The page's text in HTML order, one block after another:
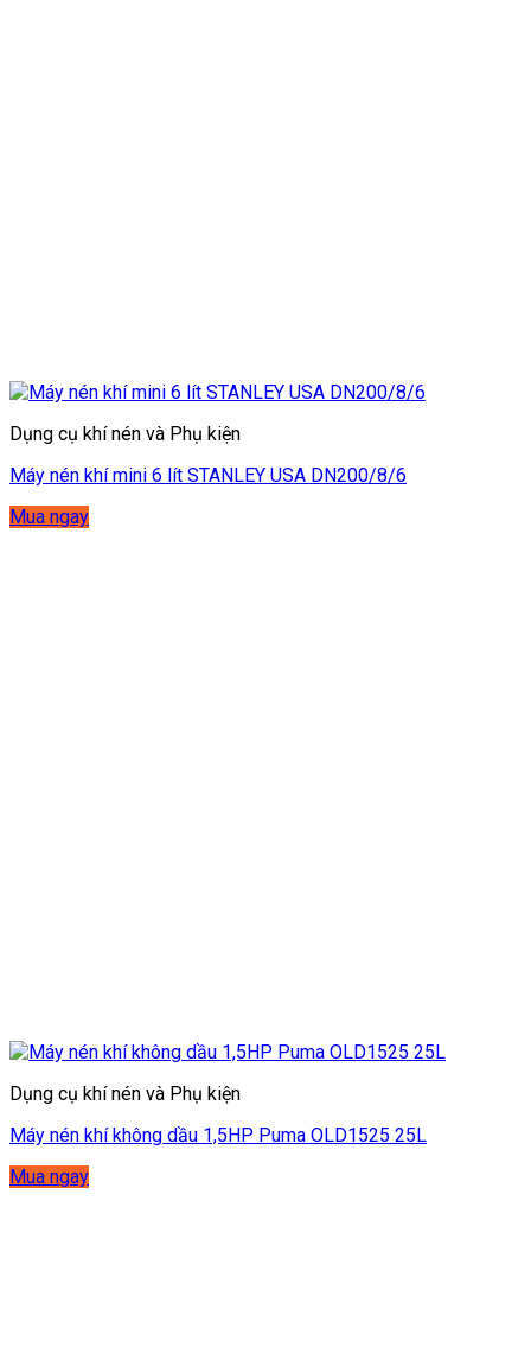
Dụng cụ khí nén và Phụ kiện
Máy nén khí mini 6 lít STANLEY USA DN200/8/6
Mua ngay
Dụng cụ khí nén và Phụ kiện
Máy nén khí không dầu 1,5HP Puma OLD1525 25L
Mua ngay